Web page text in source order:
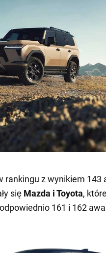
rankingu z wynikiem 143
się Mazda i Toyota,
161 i 162